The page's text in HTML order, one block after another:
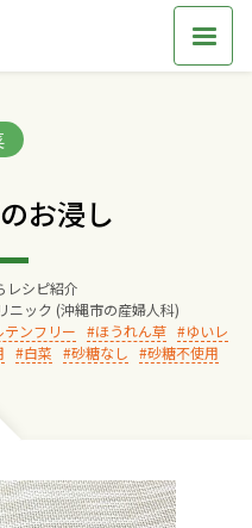
お浸し
レシピ紹介
ニック (沖縄市の産婦人科)
テンフリー ほうれん草
ゆいレ
白菜 砂糖なし 砂糖不使用
いさつ